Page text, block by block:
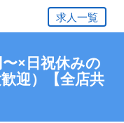
求人一覧
×日祝休みの
迎）【全店共